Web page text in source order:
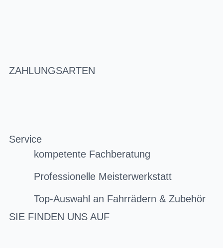
ZAHLUNGSARTEN
Service
kompetente Fachberatung
Professionelle Meisterwerkstatt
Top-Auswahl an Fahrrädern & Zubehör
SIE FINDEN UNS AUF